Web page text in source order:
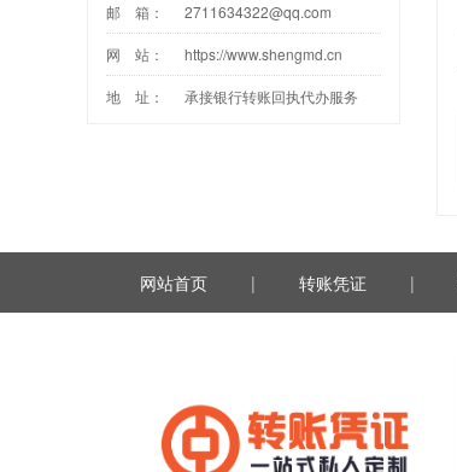
邮 箱： 2711634322@qq.com
网 站： https://www.shengmd.cn
地 址： 承接银行转账回执代办服务
网站首页 | 转账凭证 |